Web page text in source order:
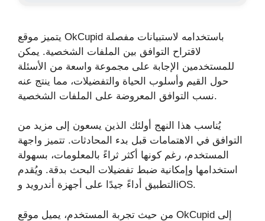
يتميز موقع OkCupid باستخدامه لاستبيانات مفصلة
لاقتراح التوافق بين الملفات الشخصية. يمكن
للمستخدمين الإجابة على مجموعة واسعة من الأسئلة
حول القيم وأسلوب الحياة والتفضيلات، مما ينتج عنه
نسب التوافق المعروضة على الملفات الشخصية.
يُناسب هذا النهج أولئك الذين يسعون إلى مزيد من
التوافق في الاهتمامات قبل بدء المحادثات. تتميز واجهة
المستخدم، رغم كونها أكثر ثراءً بالمعلومات، بسهولة
استخدامها وإمكانية ضبط تفضيلات البحث بدقة. ويُقدم
التطبيق أداءً جيدًا على أجهزة أندرويد وiOS.
من حيث تجربة المستخدم، يميل موقع OkCupid إلى